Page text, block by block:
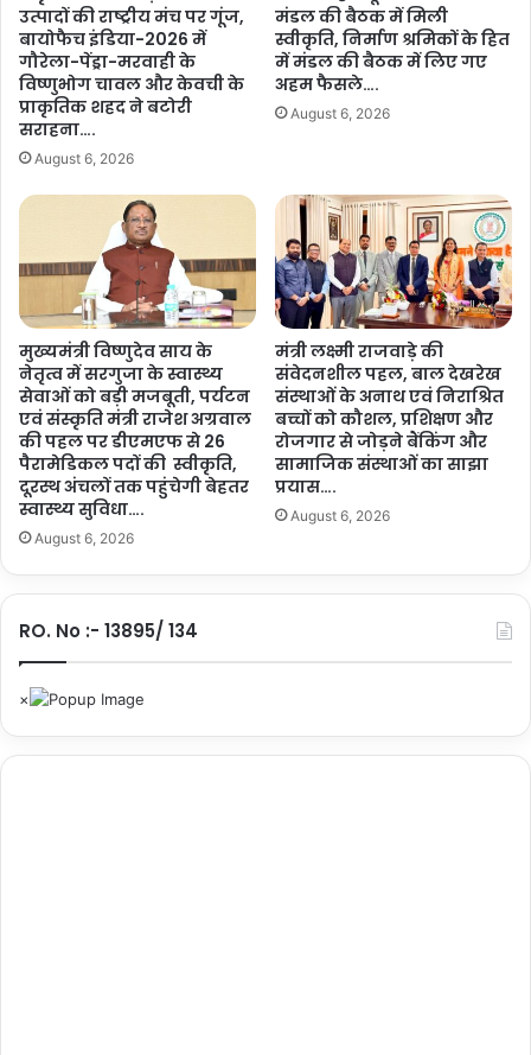
.
उत्पादों की राष्ट्रीय मंच पर गूंज,
बायोफैच इंडिया-2026 में
गौरेला-पेंड्रा-मरवाही के
विष्णुभोग चावल और केवची के
प्राकृतिक शहद ने बटोरी
सराहना….
August 6, 2026
मंडल की बैठक में मिली
स्वीकृति, निर्माण श्रमिकों के हित
में मंडल की बैठक में लिए गए
अहम फैसले….
August 6, 2026
मुख्यमंत्री विष्णुदेव साय के
नेतृत्व में सरगुजा के स्वास्थ्य
सेवाओं को बड़ी मजबूती, पर्यटन
एवं संस्कृति मंत्री राजेश अग्रवाल
की पहल पर डीएमएफ से 26
पैरामेडिकल पदों की स्वीकृति,
दूरस्थ अंचलों तक पहुंचेगी बेहतर
स्वास्थ्य सुविधा….
August 6, 2026
मंत्री लक्ष्मी राजवाड़े की
संवेदनशील पहल, बाल देखरेख
संस्थाओं के अनाथ एवं निराश्रित
बच्चों को कौशल, प्रशिक्षण और
रोजगार से जोड़ने बैंकिंग और
सामाजिक संस्थाओं का साझा
प्रयास….
August 6, 2026
RO. No :- 13895/ 134